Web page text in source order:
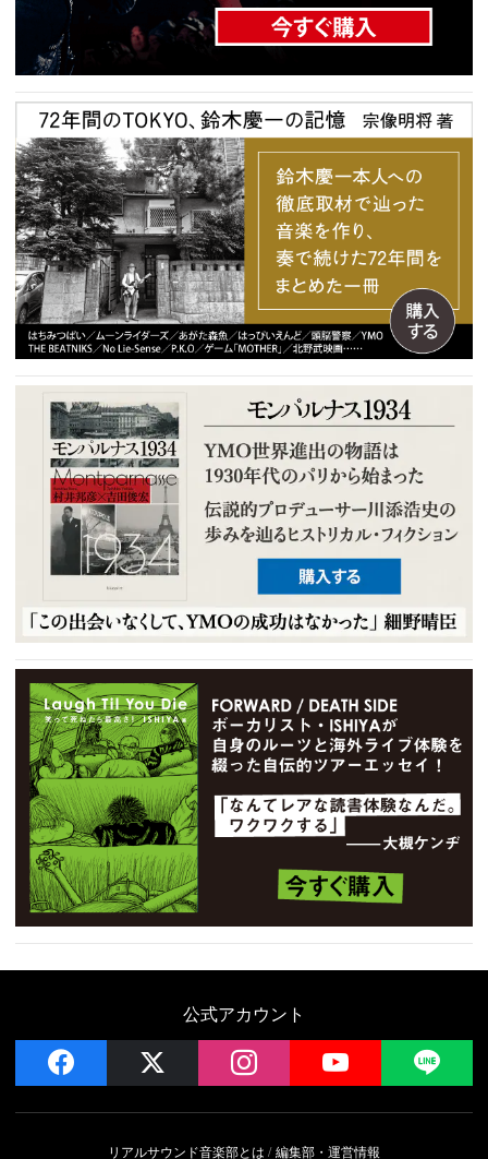
公式アカウント
facebook instagram YouTube
リアルサウンド音楽部とは 編集部・運営情報